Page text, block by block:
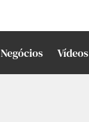
Negócios Vídeos